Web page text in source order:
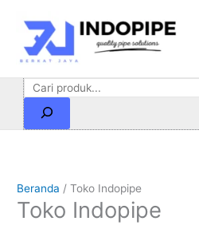
konten
Beranda / Toko Indopipe
Toko Indopipe